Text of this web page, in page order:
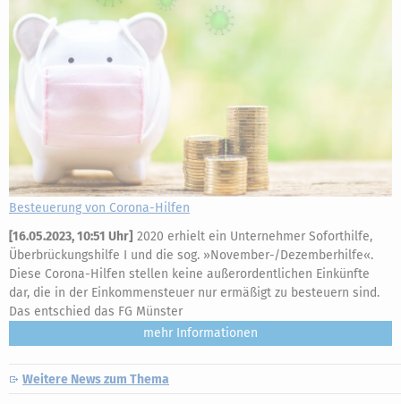
Besteuerung von Corona-Hilfen
[16.05.2023, 10:51 Uhr] 2020 erhielt ein Unternehmer Soforthilfe,
Überbrückungshilfe I und die sog. »November-/Dezemberhilfe«.
Diese Corona-Hilfen stellen keine außerordentlichen Einkünfte
dar, die in der Einkommensteuer nur ermäßigt zu besteuern sind.
Das entschied das FG Münster
mehr
Weitere News zum Thema